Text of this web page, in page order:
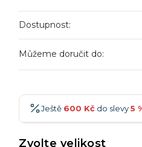
Dostupnost:
Můžeme doručit do:
Ještě 600 Kč do slevy5
Zvolte velikost